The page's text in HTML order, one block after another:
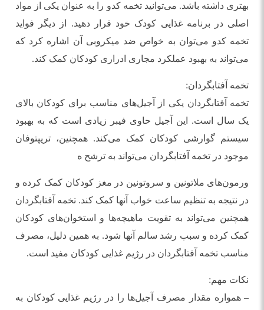
بهتری داشته باشد. می‌توانید تخمه کدو را به عنوان یکی از مواد
اصلی در برنامه غذایی کودک خود قرار دهید. از دیگر فواید
تخمه کدو می‌توان به خواص ضد میکروبی آن اشاره کرد که
می‌تواند به بهبود عملکرد مجاری ادراری کودکان کمک کند.
تخمه آفتابگردان:
تخمه آفتابگردان یکی از آجیل‌های مناسب برای کودکان بالای
یک سال است. این آجیل حاوی فیبر زیادی است که به بهبود
سیستم گوارشی کودکان کمک می‌کند. همچنین، تریپتوفان
موجود در تخمه آفتابگردان می‌تواند به ترشح ه
ورمون‌های ملاتونین و سروتونین در مغز کودکان کمک کرده و
در نتیجه به تنظیم ساعت خواب آنها کمک کند. تخمه آفتابگردان
همچنین می‌تواند به تقویت ماهیچه‌ها و استخوان‌های کودکان
کمک کرده و سبب رشد سالم آنها شود. به همین دلیل، مصرف
مناسب تخمه آفتابگردان در رژیم غذایی کودکان مفید است.
نکات مهم:
– همواره مقدار مصرف آجیل‌ها را در رژیم غذایی کودکان به